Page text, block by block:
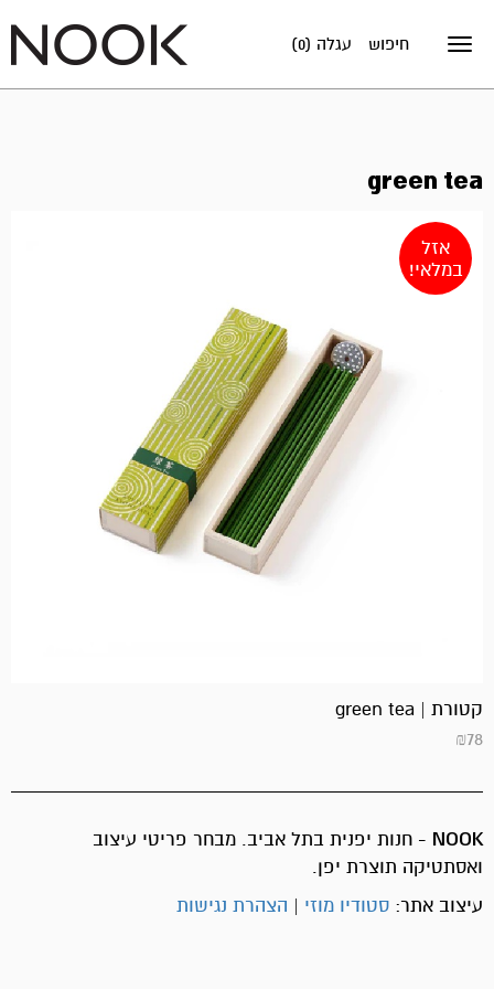
Toggle
עגלה (0) חיפוש
green tea
אזל
במלאי!
קטורת | green tea
₪78
NOOK - חנות יפנית בתל אביב. מבחר פריטי עיצוב
ואסתטיקה תוצרת יפן.
עיצוב אתר: סטודיו מוזי | הצהרת נגישות